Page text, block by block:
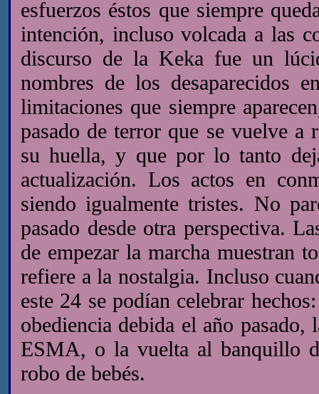
esfuerzos éstos que siempre
intención, incluso volcada a las
discurso de la Keka fue un
nombres de los
limitaciones que siempre
pasado de terror que se vuelve
su huella, y que por lo tanto
actualización. Los actos en
siendo igualmente tristes. No
pasado desde otra perspectiva.
de empezar la marcha muestran
refiere a la nostalgia. Incluso
este 24 se podían celebrar
obediencia debida el año
ESMA, o la vuelta al banquillo
robo de bebés.